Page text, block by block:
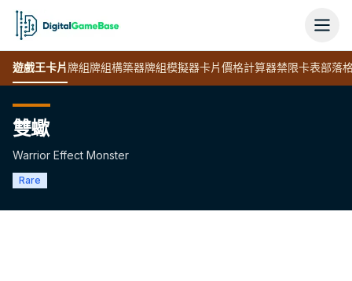
遊戲王卡片牌組牌組構築器牌組模擬器卡片價格計算器禁限卡表部落
雙蠍
Warrior Effect Monster
Rare